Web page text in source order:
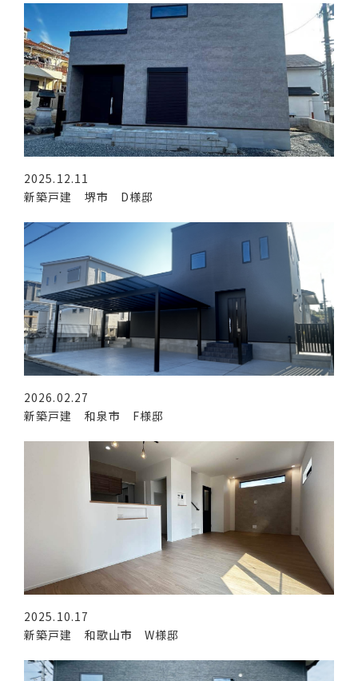
2025.12.11
新築戸建 堺市 D様邸
2026.02.27
新築戸建 和泉市 F様邸
2025.10.17
新築戸建 和歌山市 W様邸